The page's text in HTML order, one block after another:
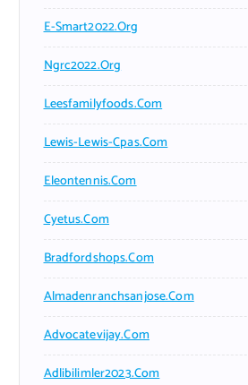
E-Smart2022.org
Ngrc2022.org
Leesfamilyfoods.com
Lewis-Lewis-Cpas.com
Eleontennis.com
Cyetus.com
Bradfordshops.com
Almadenranchsanjose.com
Advocatevijay.com
Adlibilimler2023.com